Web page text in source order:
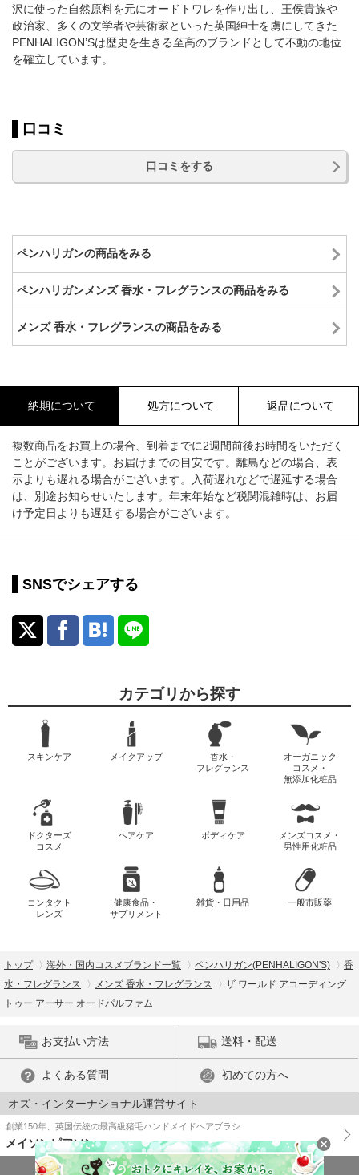
沢に使った自然原料を元にオードトワレを作り出し、王侯貴族や
政治家、多くの文学者や芸術家といった英国紳士を虜にしてきた
PENHALIGON’Sは歴史を生きる至高のブランドとして不動の地位
を確立しています。
口コミ
口コミをする
ペンハリガンの商品をみる
ペンハリガンメンズ 香水・フレグランスの商品をみる
メンズ 香水・フレグランスの商品をみる
納期について 処方について 返品について
複数商品をお買上の場合、到着までに2週間前後お時間をいただく
ことがございます。お届けまでの目安です。離島などの場合、表
示よりも遅れる場合がございます。入荷遅れなどで遅延する場合
は、別途お知らせいたします。年末年始など税関混雑時は、お届
け予定日よりも遅延する場合がございます。
SNSでシェアする
カテゴリから探す
スキンケア メイクアップ
香水・
フレグランス
オーガニック
コスメ・
無添加化粧品
ドクターズ
コスメ
ヘアケア ボディケア
メンズコスメ・
男性用化粧品
コンタクト
レンズ
健康食品・
サプリメント
雑貨・日用品 一般市販薬
トップ 海外・国内コスメブランド一覧 ペンハリガン(PENHALIGON'S)
香
水・フレグランス
メンズ 香水・フレグランス
ザ ワールド アコーディング
トゥー アーサー オードパルファム
お支払い方法 送料・配送
よくある質問 初めての方へ
オズ・インターナショナル運営サイト
創業150年、英国伝統の最高級猪毛ハンドメイドヘアブラシ
メイソンピアソン